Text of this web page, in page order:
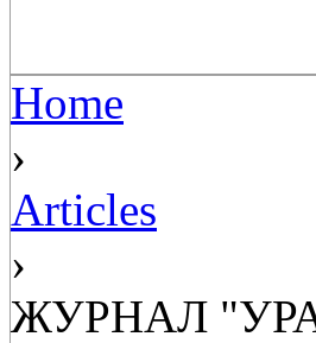
Home
›
Articles
›
ЖУРНАЛ